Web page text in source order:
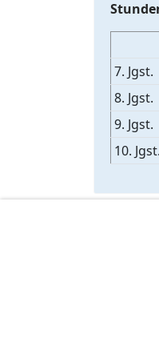
7. Jgst.
8. Jgst.
9. Jgst.
10. Jgst.